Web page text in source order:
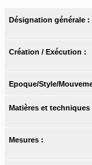
Désignation générale :
Création / Exécution :
Epoque/Style/
Matières et techniques
Mesures :